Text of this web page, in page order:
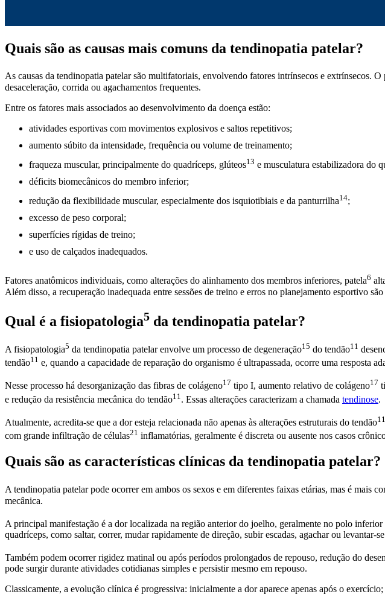
Quais são as causas mais comuns da tendinopatia patelar?
As causas da tendinopatia patelar são multifatoriais, envolvendo fatores intrínsecos e extrínsecos.
desaceleração, corrida ou agachamentos frequentes.
Entre os fatores mais associados ao desenvolvimento da doença estão:
atividades esportivas com movimentos explosivos e saltos repetitivos;
aumento súbito da intensidade, frequência ou volume de treinamento;
fraqueza muscular, principalmente do quadríceps, glúteos13 e musculatura estabilizadora do
déficits biomecânicos do membro inferior;
redução da flexibilidade muscular, especialmente dos isquiotibiais e da panturrilha14;
excesso de peso corporal;
superfícies rígidas de treino;
e uso de calçados inadequados.
Fatores anatômicos individuais, como alterações do alinhamento dos membros inferiores, patela6
Além disso, a recuperação inadequada entre sessões de treino e erros no planejamento esportivo
Qual é a fisiopatologia5 da tendinopatia patelar?
A fisiopatologia5 da tendinopatia patelar envolve um processo de degeneração15 do tendão11
tendão11 e, quando a capacidade de reparação do organismo é ultrapassada, ocorre uma resposta
Nesse processo há desorganização das fibras de colágeno17 tipo I, aumento relativo de colágeno17
e redução da resistência mecânica do tendão11 . Essas alterações caracterizam a chamada tendinose.
Atualmente, acredita-se que a dor esteja relacionada não apenas às alterações estruturais do tendão11
com grande infiltração de células21 inflamatórias, geralmente é discreta ou ausente nos casos
Quais são as características clínicas da tendinopatia patelar?
A tendinopatia patelar pode ocorrer em ambos os sexos e em diferentes faixas etárias, mas é mais
mecânica.
A principal manifestação é a dor localizada na região anterior do joelho, geralmente no polo inferior
quadríceps, como saltar, correr, mudar rapidamente de direção, subir escadas, agachar ou levantar-
Também podem ocorrer rigidez matinal ou após períodos prolongados de repouso, redução do
pode surgir durante atividades cotidianas simples e persistir mesmo em repouso.
Classicamente, a evolução clínica é progressiva: inicialmente a dor aparece apenas após o